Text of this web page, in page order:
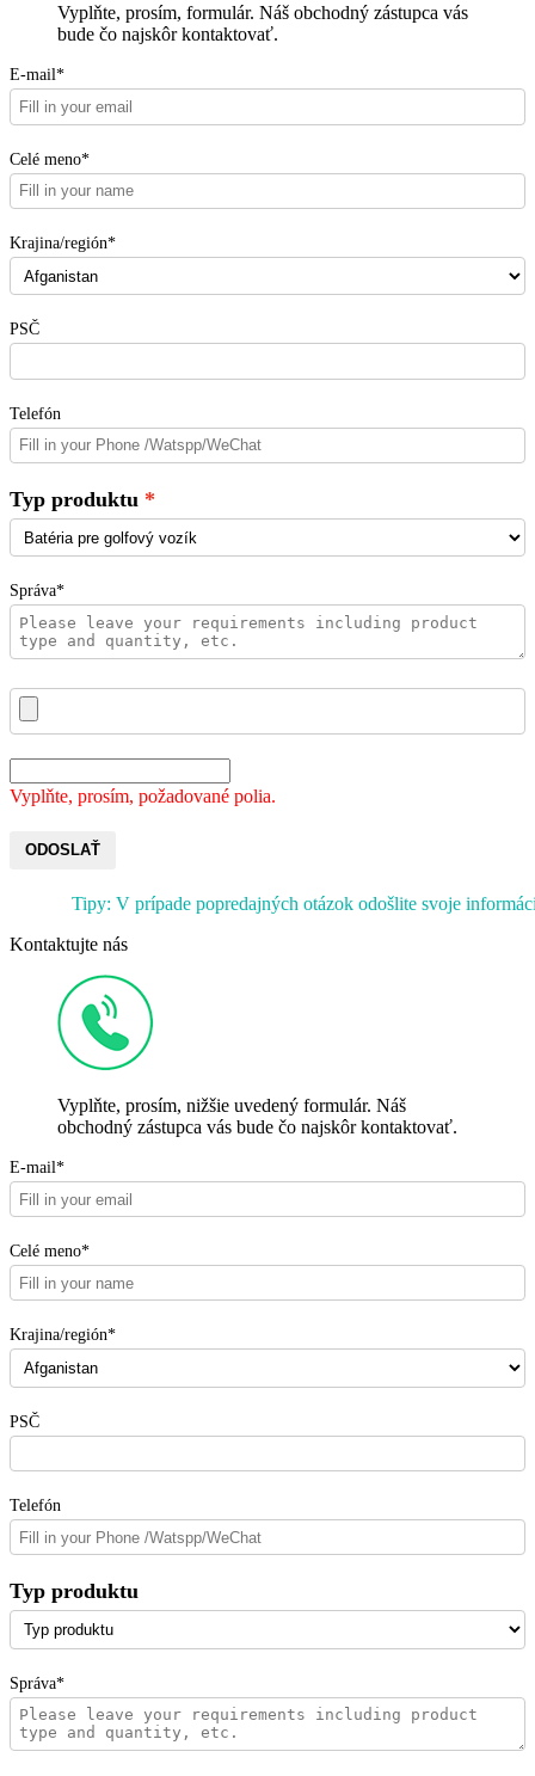
Vyplňte, prosím, formulár. Náš obchodný zástupca vás
bude čo najskôr kontaktovať.
E-mail*
Celé meno*
Krajina/región*
PSČ
Telefón
Typ produktu
Správa*
Vyplňte, prosím, požadované polia.
ODOSLAŤ
Tipy: V prípade popredajných otázok odošlite svoje
Kontaktujte nás
Vyplňte, prosím, nižšie uvedený formulár. Náš
obchodný zástupca vás bude čo najskôr kontaktovať.
E-mail*
Celé meno*
Krajina/región*
PSČ
Telefón
Typ produktu
Správa*